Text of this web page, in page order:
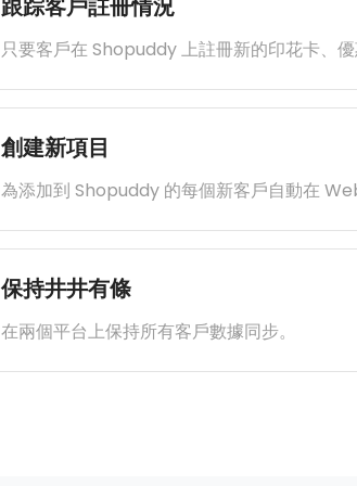
跟踪客戶註冊情況
只要客戶在 Shopuddy 上註冊新的印花卡、
創建新項目
為添加到 Shopuddy 的每個新客戶自動在
保持井井有條
在兩個平台上保持所有客戶數據同步。